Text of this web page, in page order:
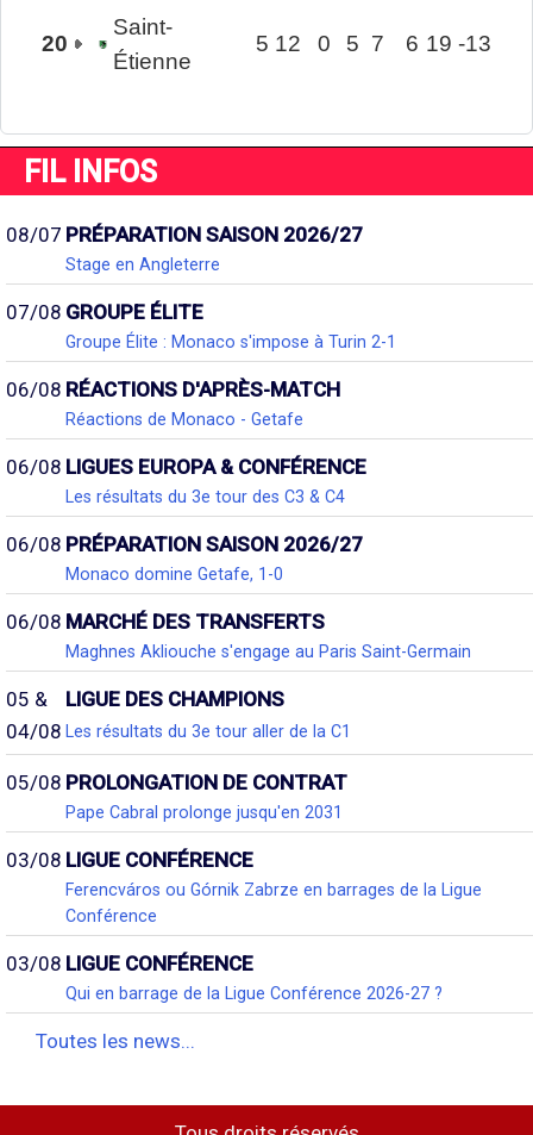
20
Saint-
Étienne
5 12 0 5 7 6 19 -13
FIL INFOS
08/07 PRÉPARATION SAISON 2026/27
Stage en Angleterre
07/08 GROUPE ÉLITE
Groupe Élite : Monaco s'impose à Turin 2-1
06/08 RÉACTIONS D'APRÈS-MATCH
Réactions de Monaco - Getafe
06/08 LIGUES EUROPA & CONFÉRENCE
Les résultats du 3e tour des C3 & C4
06/08 PRÉPARATION SAISON 2026/27
Monaco domine Getafe, 1-0
06/08 MARCHÉ DES TRANSFERTS
Maghnes Akliouche s'engage au Paris Saint-Germain
05 &
04/08
LIGUE DES CHAMPIONS
Les résultats du 3e tour aller de la C1
05/08 PROLONGATION DE CONTRAT
Pape Cabral prolonge jusqu'en 2031
03/08 LIGUE CONFÉRENCE
Ferencváros ou Górnik Zabrze en barrages de la Ligue
Conférence
03/08 LIGUE CONFÉRENCE
Qui en barrage de la Ligue Conférence 2026-27 ?
Toutes les news...